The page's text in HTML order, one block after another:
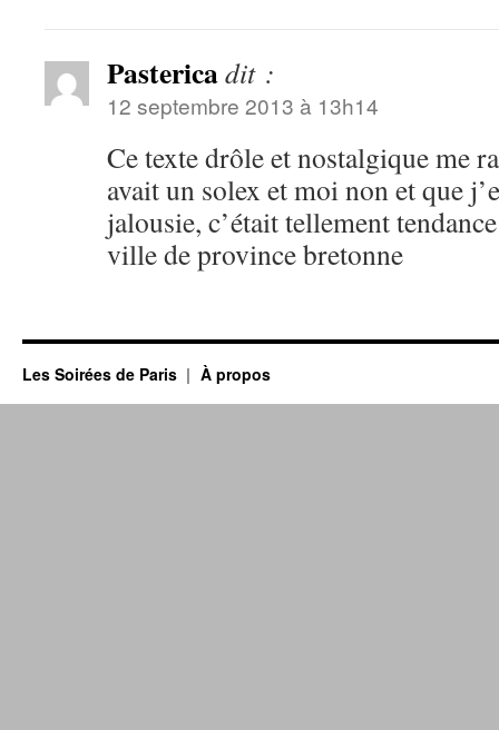
Pastericadit :
12 septembre 2013 à 13h14
Ce texte drôle et nostalgique me
avait un solex et moi non et que
jalousie, c’était tellement
ville de province bretonne
Les Soirées de Paris À propos